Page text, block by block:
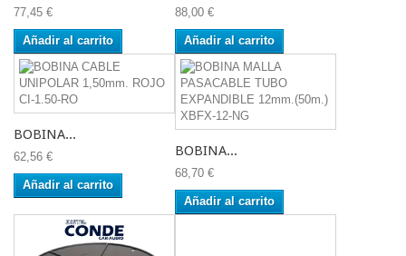
77,45 €
Añadir al carrito
88,00 €
Añadir al carrito
BOBINA...
62,56 €
Añadir al carrito
BOBINA...
68,70 €
Añadir al carrito